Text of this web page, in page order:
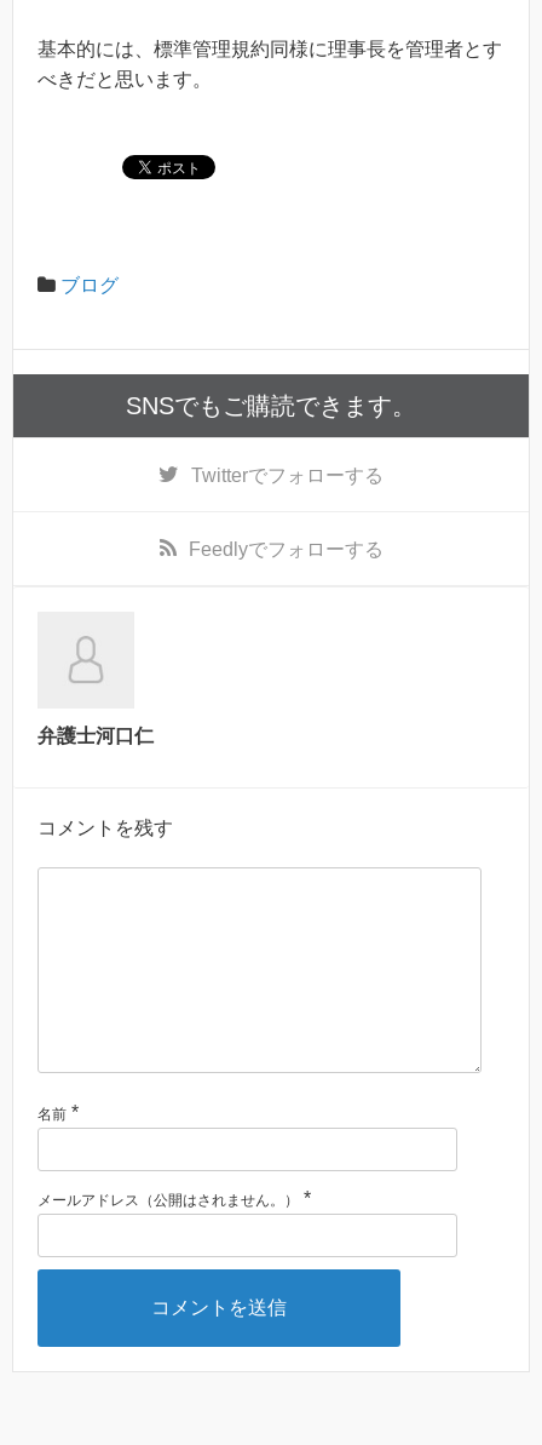
基本的には、標準管理規約同様に理事長を管理者とす
べきだと思います。
ブログ
SNSでもご購読できます。
Twitterでフォローする
Feedlyでフォローする
弁護士河口仁
コメントを残す
名前 *
メールアドレス（公開はされません。） *